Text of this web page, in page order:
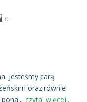
0
Jesteśmy parą
oraz równie
pona... czytaj więcej...